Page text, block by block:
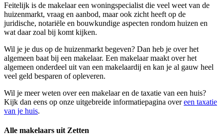
Feitelijk is de makelaar een woningspecialist die veel weet van de
huizenmarkt, vraag en aanbod, maar ook zicht heeft op de
juridische, notariële en bouwkundige aspecten rondom huizen en
wat daar zoal bij komt kijken.
Wil je je dus op de huizenmarkt begeven? Dan heb je over het
algemeen baat bij een makelaar. Een makelaar maakt over het
algemeen onderdeel uit van een makelaardij en kan je al gauw heel
veel geld besparen of opleveren.
Wil je meer weten over een makelaar en de taxatie van een huis?
Kijk dan eens op onze uitgebreide informatiepagina overeen taxatie
van je huis.
Alle makelaars uit Zetten